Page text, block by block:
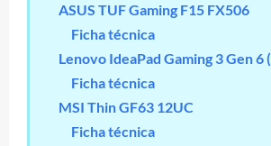
ASUS TUF Gaming F15 FX506
Ficha técnica
Lenovo IdeaPad Gaming 3 Gen 6
Ficha técnica
MSI Thin GF63 12UC
Ficha técnica